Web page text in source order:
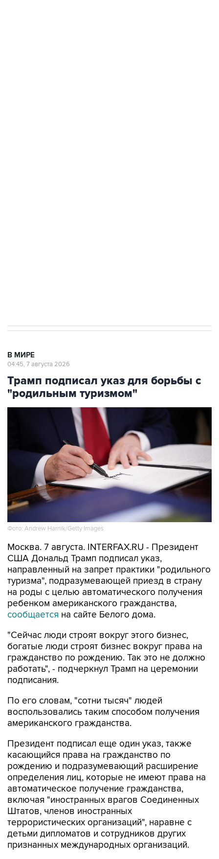
В МИРЕ
04:45, 7 августа 2026
Трамп подписал указ для борьбы с
"родильным туризмом"
Фото: Andrew Harnik/Getty Images
Москва. 7 августа. INTERFAX.RU - Президент
США Дональд Трамп подписал указ,
направленный на запрет практики "родильного
туризма", подразумевающей приезд в страну
на роды с целью автоматического получения
ребенком американского гражданства,
сообщается на сайте Белого дома.
"Сейчас люди строят вокруг этого бизнес,
богатые люди строят бизнес вокруг права на
гражданство по рождению. Так это не должно
работать", - подчеркнул Трамп на церемонии
подписания.
По его словам, "сотни тысяч" людей
воспользовались таким способом получения
американского гражданства.
Президент подписал еще один указ, также
касающийся права на гражданство по
рождению и подразумевающий расширение
определения лиц, которые не имеют права на
автоматическое получение гражданства,
включая "иностранных врагов Соединенных
Штатов, членов иностранных
террористических организаций", наравне с
детьми дипломатов и сотрудников других
признанных международных организаций.